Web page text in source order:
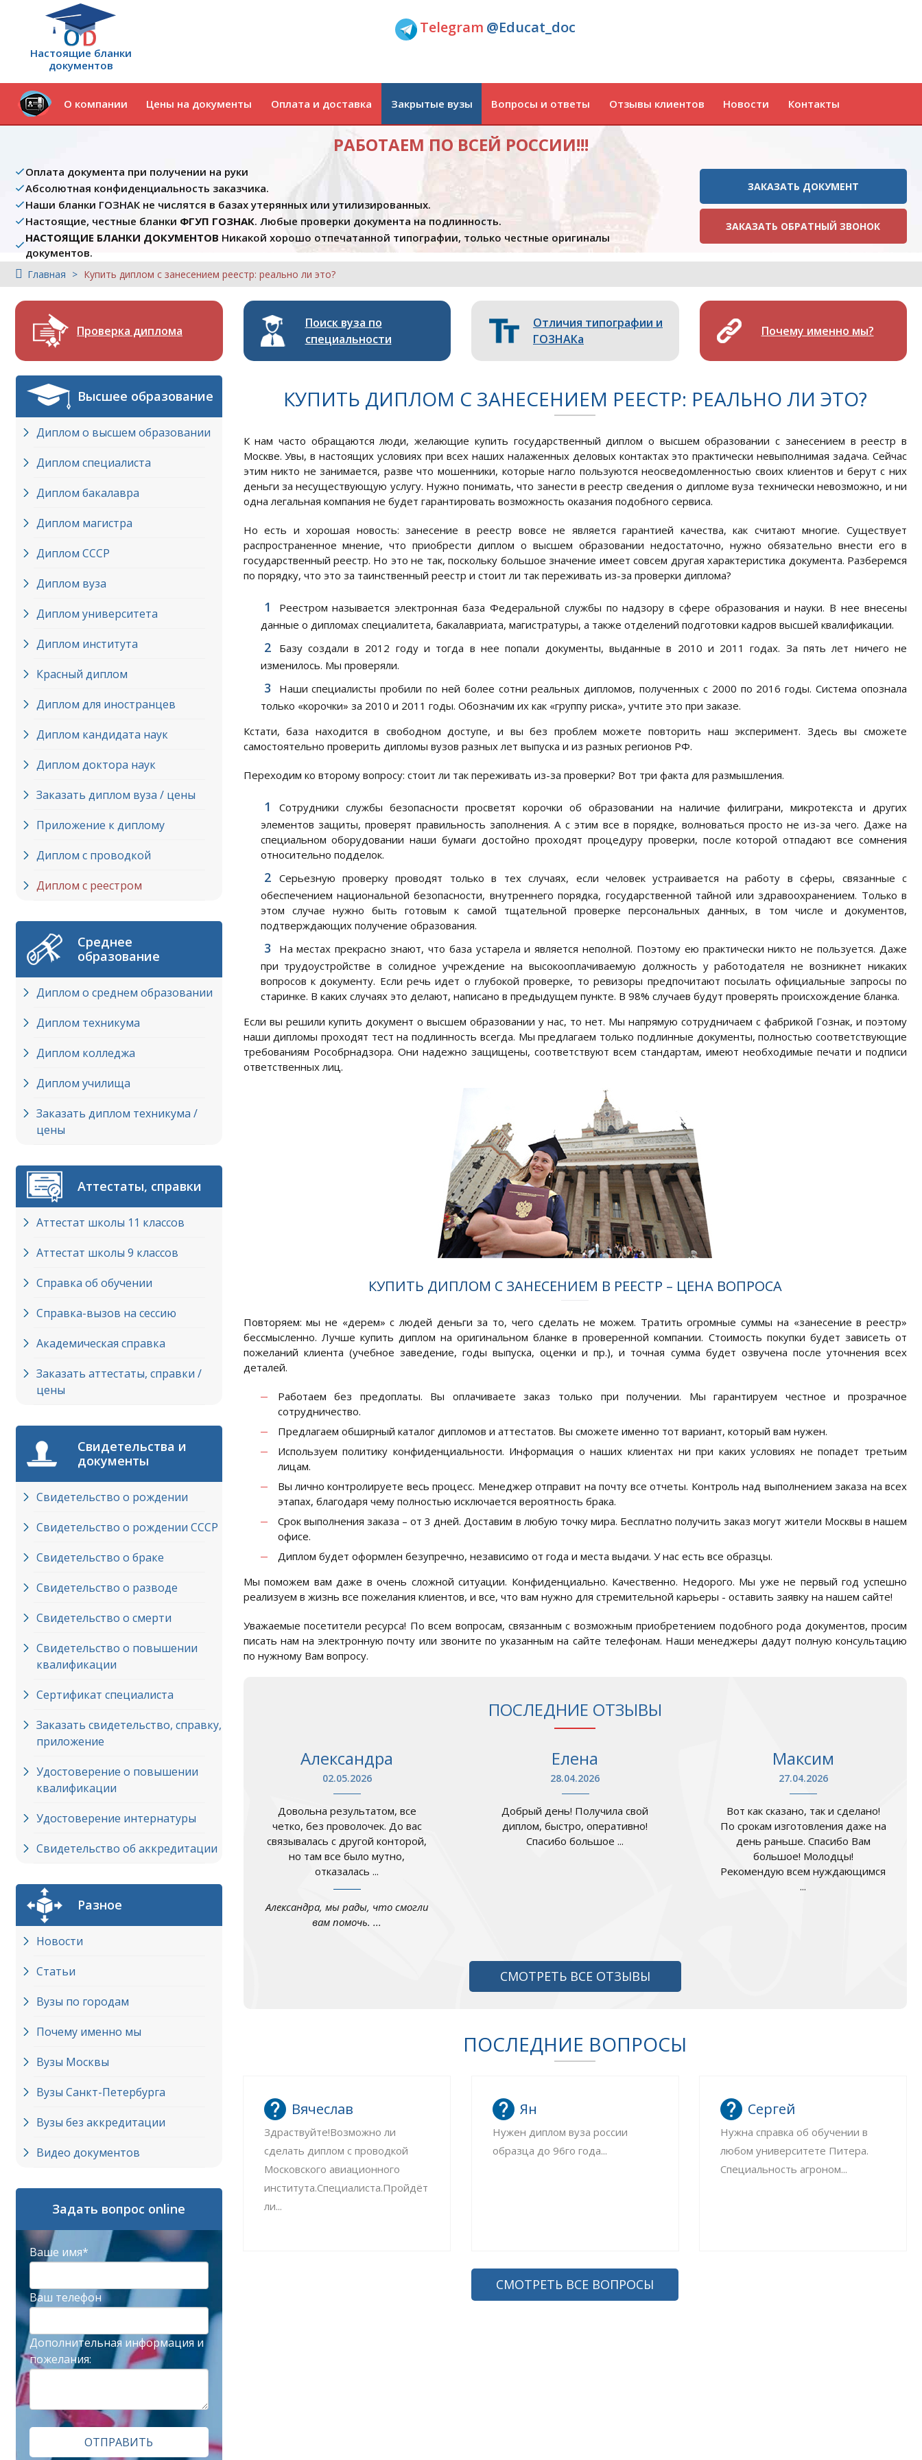
Настоящие бланки
документов
Telegram @Educat_doc
О компании Цены на документы Оплата и доставка Закрытые вузы Вопросы и ответы Отзывы клиентов Новости Контакты
РАБОТАЕМ ПО ВСЕЙ РОССИИ!!!
Оплата документа при получении на руки
Абсолютная конфиденциальность заказчика.
Наши бланки ГОЗНАК не числятся в базах утерянных или утилизированных.
Настоящие, честные бланки ФГУП ГОЗНАК. Любые проверки документа на подлинность.
НАСТОЯЩИЕ БЛАНКИ ДОКУМЕНТОВ Никакой хорошо отпечатанной типографии, только честные оригиналы
документов.
ЗАКАЗАТЬ ДОКУМЕНТ
ЗАКАЗАТЬ ОБРАТНЫЙ ЗВОНОК
Главная Купить диплом с занесением реестр: реально ли это?
Проверка диплома
Поиск вуза по
специальности
Отличия типографии и
ГОЗНАКа
Почему именно мы?
Высшее образование
Диплом о высшем образовании
Диплом специалиста
Диплом бакалавра
Диплом магистра
Диплом СССР
Диплом вуза
Диплом университета
Диплом института
Красный диплом
Диплом для иностранцев
Диплом кандидата наук
Диплом доктора наук
Заказать диплом вуза / цены
Приложение к диплому
Диплом с проводкой
Диплом с реестром
Среднее
образование
Диплом о среднем образовании
Диплом техникума
Диплом колледжа
Диплом училища
Заказать диплом техникума /
цены
Аттестаты, справки
Аттестат школы 11 классов
Аттестат школы 9 классов
Справка об обучении
Справка-вызов на сессию
Академическая справка
Заказать аттестаты, справки /
цены
Свидетельства и
документы
Свидетельство о рождении
Свидетельство о рождении СССР
Свидетельство о браке
Свидетельство о разводе
Свидетельство о смерти
Свидетельство о повышении
квалификации
Сертификат специалиста
Заказать свидетельство, справку,
приложение
Удостоверение о повышении
квалификации
Удостоверение интернатуры
Свидетельство об аккредитации
Разное
Новости
Статьи
Вузы по городам
Почему именно мы
Вузы Москвы
Вузы Cанкт-Петербурга
Вузы без аккредитации
Видео документов
Задать вопрос online
Ваше имя*
Ваш телефон
Дополнительная информация и
пожелания:
ОТПРАВИТЬ
КУПИТЬ ДИПЛОМ С ЗАНЕСЕНИЕМ РЕЕСТР: РЕАЛЬНО ЛИ ЭТО?
К нам часто обращаются люди, желающие купить государственный диплом о высшем образовании с занесением в реестр в
Москве. Увы, в настоящих условиях при всех наших налаженных деловых контактах это практически невыполнимая задача. Сейчас
этим никто не занимается, разве что мошенники, которые нагло пользуются неосведомленностью своих клиентов и берут с них
деньги за несуществующую услугу. Нужно понимать, что занести в реестр сведения о дипломе вуза технически невозможно, и ни
одна легальная компания не будет гарантировать возможность оказания подобного сервиса.
Но есть и хорошая новость: занесение в реестр вовсе не является гарантией качества, как считают многие. Существует
распространенное мнение, что приобрести диплом о высшем образовании недостаточно, нужно обязательно внести его в
государственный реестр. Но это не так, поскольку большое значение имеет совсем другая характеристика документа. Разберемся
по порядку, что это за таинственный реестр и стоит ли так переживать из-за проверки диплома?
Реестром называется электронная база Федеральной службы по надзору в сфере образования и науки. В нее внесены
данные о дипломах специалитета, бакалавриата, магистратуры, а также отделений подготовки кадров высшей квалификации.
Базу создали в 2012 году и тогда в нее попали документы, выданные в 2010 и 2011 годах. За пять лет ничего не
изменилось. Мы проверяли.
Наши специалисты пробили по ней более сотни реальных дипломов, полученных с 2000 по 2016 годы. Система опознала
только «корочки» за 2010 и 2011 годы. Обозначим их как «группу риска», учтите это при заказе.
Кстати, база находится в свободном доступе, и вы без проблем можете повторить наш эксперимент. Здесь вы сможете
самостоятельно проверить дипломы вузов разных лет выпуска и из разных регионов РФ.
Переходим ко второму вопросу: стоит ли так переживать из-за проверки? Вот три факта для размышления.
Сотрудники службы безопасности просветят корочки об образовании на наличие филиграни, микротекста и других
элементов защиты, проверят правильность заполнения. А с этим все в порядке, волноваться просто не из-за чего. Даже на
специальном оборудовании наши бумаги достойно проходят процедуру проверки, после которой отпадают все сомнения
относительно подделок.
Серьезную проверку проводят только в тех случаях, если человек устраивается на работу в сферы, связанные с
обеспечением национальной безопасности, внутреннего порядка, государственной тайной или здравоохранением. Только в
этом случае нужно быть готовым к самой тщательной проверке персональных данных, в том числе и документов,
подтверждающих получение образования.
На местах прекрасно знают, что база устарела и является неполной. Поэтому ею практически никто не пользуется. Даже
при трудоустройстве в солидное учреждение на высокооплачиваемую должность у работодателя не возникнет никаких
вопросов к документу. Если речь идет о глубокой проверке, то ревизоры предпочитают посылать официальные запросы по
старинке. В каких случаях это делают, написано в предыдущем пункте. В 98% случаев будут проверять происхождение бланка.
Если вы решили купить документ о высшем образовании у нас, то нет. Мы напрямую сотрудничаем с фабрикой Гознак, и поэтому
наши дипломы проходят тест на подлинность всегда. Мы предлагаем только подлинные документы, полностью соответствующие
требованиям Рособрнадзора. Они надежно защищены, соответствуют всем стандартам, имеют необходимые печати и подписи
ответственных лиц.
КУПИТЬ ДИПЛОМ С ЗАНЕСЕНИЕМ В РЕЕСТР – ЦЕНА ВОПРОСА
Повторяем: мы не «дерем» с людей деньги за то, чего сделать не можем. Тратить огромные суммы на «занесение в реестр»
бессмысленно. Лучше купить диплом на оригинальном бланке в проверенной компании. Стоимость покупки будет зависеть от
пожеланий клиента (учебное заведение, годы выпуска, оценки и пр.), и точная сумма будет озвучена после уточнения всех
деталей.
Работаем без предоплаты. Вы оплачиваете заказ только при получении. Мы гарантируем честное и прозрачное
сотрудничество.
Предлагаем обширный каталог дипломов и аттестатов. Вы сможете именно тот вариант, который вам нужен.
Используем политику конфиденциальности. Информация о наших клиентах ни при каких условиях не попадет третьим
лицам.
Вы лично контролируете весь процесс. Менеджер отправит на почту все отчеты. Контроль над выполнением заказа на всех
этапах, благодаря чему полностью исключается вероятность брака.
Срок выполнения заказа – от 3 дней. Доставим в любую точку мира. Бесплатно получить заказ могут жители Москвы в нашем
офисе.
Диплом будет оформлен безупречно, независимо от года и места выдачи. У нас есть все образцы.
Мы поможем вам даже в очень сложной ситуации. Конфиденциально. Качественно. Недорого. Мы уже не первый год успешно
реализуем в жизнь все пожелания клиентов, и все, что вам нужно для стремительной карьеры - оставить заявку на нашем сайте!
Уважаемые посетители ресурса! По всем вопросам, связанным с возможным приобретением подобного рода документов, просим
писать нам на электронную почту или звоните по указанным на сайте телефонам. Наши менеджеры дадут полную консультацию
по нужному Вам вопросу.
ПОСЛЕДНИЕ ОТЗЫВЫ
Александра
02.05.2026
Довольна результатом, все
четко, без проволочек. До вас
связывалась с другой конторой,
но там все было мутно,
отказалась ...
Александра, мы рады, что смогли
вам помочь. ...
Елена
28.04.2026
Добрый день! Получила свой
диплом, быстро, оперативно!
Спасибо большое ...
Максим
27.04.2026
Вот как сказано, так и сделано!
По срокам изготовления даже на
день раньше. Спасибо Вам
большое! Молодцы!
Рекомендую всем нуждающимся
...
СМОТРЕТЬ ВСЕ ОТЗЫВЫ
ПОСЛЕДНИЕ ВОПРОСЫ
Вячеслав
Здраствуйте!Возможно ли
сделать диплом с проводкой
Московского авиационного
института.Специалиста.Пройдёт
ли...
Ян
Нужен диплом вуза россии
образца до 96го года...
Сергей
Нужна справка об обучении в
любом университете Питера.
Специальность агроном...
СМОТРЕТЬ ВСЕ ВОПРОСЫ